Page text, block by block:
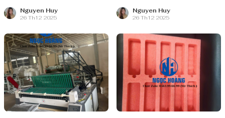
nguồn lực dồi dào và chiến lược
bài bản, sẵn sàng ghi danh trên
Nguyen Huy
26 Th12 2025
nguồn lực dồi dào và chiến lược
bài bản, sẵn sàng ghi danh trên
Nguyen Huy
26 Th12 2025